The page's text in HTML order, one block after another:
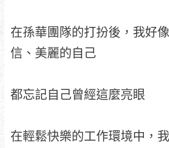
在孫華團隊的打扮後，我好
信、美麗的自己
都忘記自己曾經這麼亮眼
在輕鬆快樂的工作環境中，